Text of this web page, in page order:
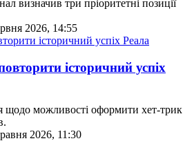
визначив три пріоритетні позиції
2026, 14:55
історичний успіх
щодо можливості оформити хет-трик
2026, 11:30